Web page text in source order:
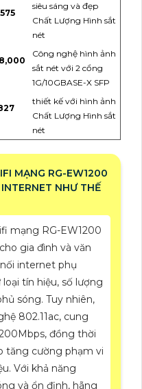
siêu sáng và đẹp
Chất Lượng Hình sắt
nét
Công nghệ hình ảnh
sắt nét với 2 cổng
1G/10GBASE-X SFP
thiết kế với hình ảnh
Chất Lượng Hình sắt
nét
MẠNG RG-EW1200
NHƯ THẾ
mạng RG-EW1200
gia đình và văn
internet phụ
tín hiệu, số lượng
sóng. Tuy nhiên,
802.11ac, cung
đồng thời
tăng cường phạm vi
Với khả năng
và ổn định, hãng